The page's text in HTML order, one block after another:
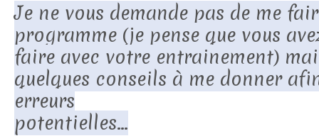
Je ne vous demande pas de me
programme (je pense que vous
faire avec votre entrainement)
quelques conseils à me donner
erreurs
potentielles...